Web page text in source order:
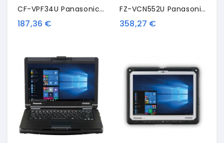
CF-VPF34U Panasonic Screen Protector, Pack Of 10
187,36 €
FZ-VCN552U Panasonic Extended I/O Port
358,27 €